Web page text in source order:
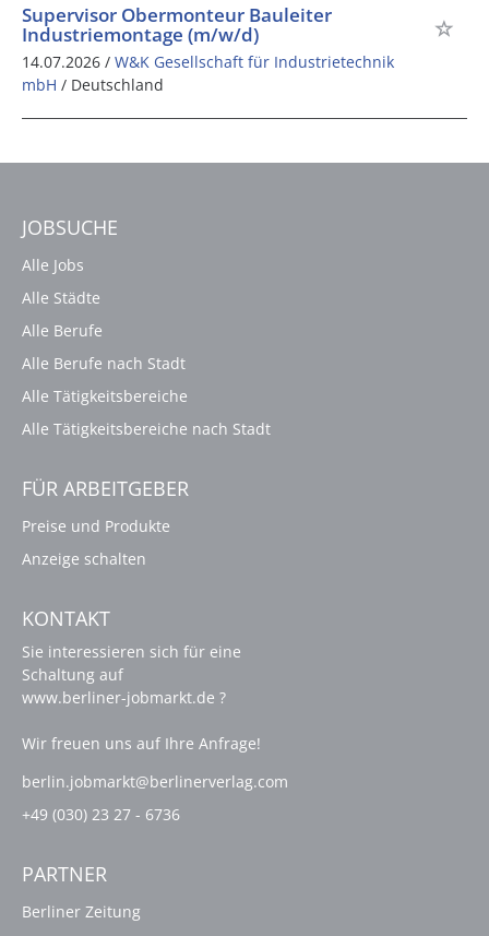
Supervisor Obermonteur Bauleiter
Industriemontage (m/w/d)
14.07.2026 / W&K Gesellschaft für Industrietechnik
mbH / Deutschland
JOBSUCHE
Alle Jobs
Alle Städte
Alle Berufe
Alle Berufe nach Stadt
Alle Tätigkeitsbereiche
Alle Tätigkeitsbereiche nach Stadt
FÜR ARBEITGEBER
Preise und Produkte
Anzeige schalten
KONTAKT
Sie interessieren sich für eine
Schaltung auf
www.berliner-jobmarkt.de ?
Wir freuen uns auf Ihre Anfrage!
berlin.jobmarkt@berlinerverlag.com
+49 (030) 23 27 - 6736
PARTNER
Berliner Zeitung